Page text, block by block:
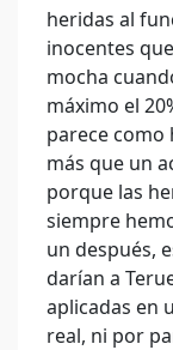
heridas al
inocentes
mocha
máximo el
parece como
más que un
porque las
siempre
un después,
darían a
aplicadas en
real, ni por